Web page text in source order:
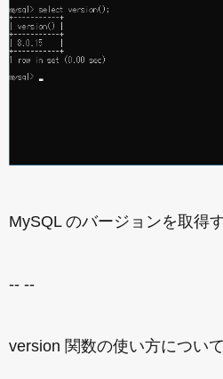
MySQL のバージョンを取得
-- --
version 関数の使い方につい